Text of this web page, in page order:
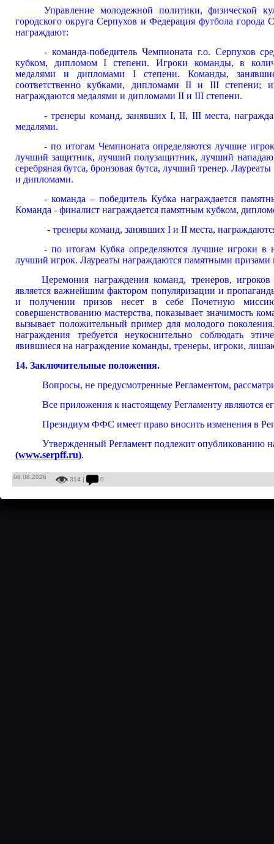
Управление молодежной политики, физической
городского округа Серпухов и Федерация футбола города
награждают:
- команда-победитель Чемпионата г.о. Серпухов
кубком, дипломом I степени. Игроки команды, в
медалями и дипломами I степени. Команды,
соответственно кубками, дипломами II и III степени;
награждаются медалями и дипломами II и III степени.
- тренеры команд, занявших I, II, III места,
медалями.
- по итогам Чемпионата определяются лучшие
лучший защитник, лучший полузащитник, лучший
серебряная бутса, бронзовая бутса, лучший тренер.
и дипломами.
- команда – победитель Кубка награждается
Команда - финалист награждается памятным кубком,
- тренеры команд, занявших I и II места,
- по итогам Кубка определяются лучшие игроки
лучший игрок. Лауреаты награждаются памятными
Церемония награждения команд, тренеров, игроков
является важнейшим фактором популяризации и
и получении призов несет в себе Почетную
совершенствованию мастерства, показывает
вызывает положительный пример для
награждения требуется неукоснительно соблюдать
явившиеся на награждение команды, тренеры, игроки,
14. Заключительные положения.
Вопросы, не предусмотренные Регламентом,
Все приложения к настоящему Регламенту являются
Президиум ФФС имеет право вносить изменения в
Утвержденный Регламент подлежит опубликованию
(www.serpff.ru).
08.08.2026 314 | 0